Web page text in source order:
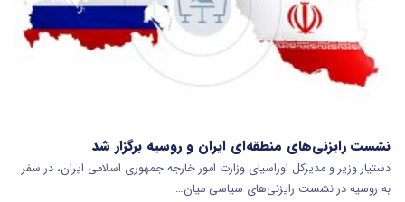
نشست رایزنی‌های منطقه‌ای ایران و روسیه برگزار شد
دستیار وزیر و مدیرکل اوراسیای وزارت امور خارجه جمهوری اسلامی ایران، در سفر
به روسیه در نشست رایزنی‌های سیاسی میان…